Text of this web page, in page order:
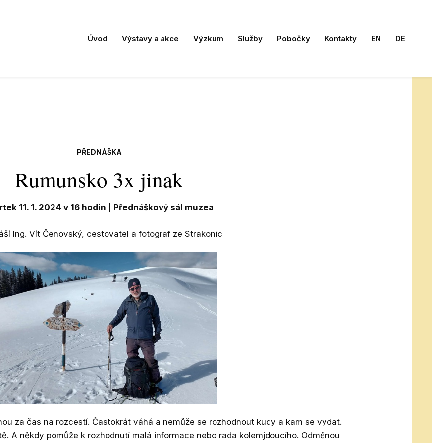
Úvod Výstavy a akce Výzkum Služby Pobočky Kontakty EN DE
PŘEDNÁŠKA
Rumunsko 3x jinak
11. 1. 2024 v 16 hodin | Přednáškový sál muzea
Ing. Vít Čenovský, cestovatel a fotograf ze Strakonic
za čas na rozcestí. Častokrát váhá a nemůže se rozhodnout kudy a kam se vydat.
A někdy pomůže k rozhodnutí malá informace nebo rada kolemjdoucího. Odměnou